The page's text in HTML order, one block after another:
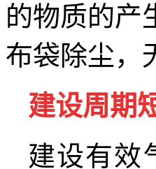
的物质的产
布袋除尘，
建设周期
建设有效